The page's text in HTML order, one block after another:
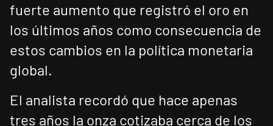
fuerte aumento que registró el oro en
los últimos años como consecuencia de
estos cambios en la política monetaria
global.
El analista recordó que hace apenas
tres años la onza cotizaba cerca de los